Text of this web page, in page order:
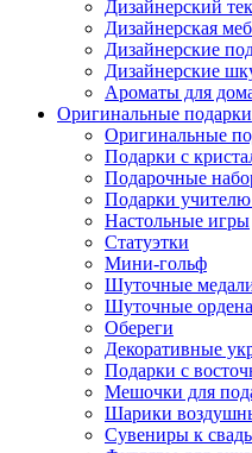
Дизайнерский
Дизайнерская
Дизайнерские
Дизайнерские
Ароматы для
Оригинальные подарки
Оригинальные
Подарки с
Подарочные
Подарки
Настольные игры
Статуэтки
Мини-гольф
Шуточные
Шуточные ордена
Обереги
Декоративные
Подарки с
Мешочки для
Шарики
Сувениры к